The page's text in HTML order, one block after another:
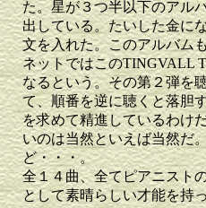
た。星が３つ半以下のアル
出している。たいした金に
文を入れた。このアルバム
ネットではこのTINGVALL
なるという。その第２弾を
て、順番を逆に聴くと落胆
を求めて精進しているわけ
いのは当然といえば当然だ
ど・・・。
全１４曲、全てピアニスト
として素晴らしい才能を持